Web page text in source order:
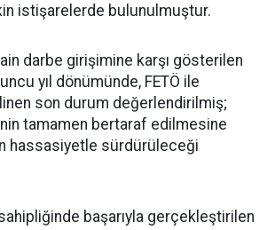
istişarelerde bulunulmuştur.
darbe girişimine karşı gösterilen
yıl dönümünde, FETÖ ile
son durum değerlendirilmiş;
tamamen bertaraf edilmesine
hassasiyetle sürdürüleceği
başarıyla gerçekleştirilen